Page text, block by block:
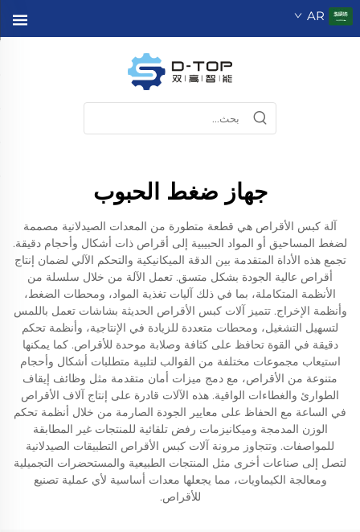
AR
جهاز ضغط الحبوب
آلة كبس الأقراص هي قطعة متطورة من المعدات الصيدلانية مصممة
لضغط المساحيق أو المواد الحبيبية إلى أقراص ذات أشكال وأحجام دقيقة.
تجمع هذه الأداة المتقدمة بين الدقة الميكانيكية والتحكم الآلي لضمان إنتاج
أقراص عالية الجودة بشكل متسق. تعمل الآلة من خلال سلسلة من
الأنظمة المتكاملة، بما في ذلك آليات تغذية المواد، ومحطات الضغط،
وأنظمة الإخراج. تتميز آلات كبس الأقراص الحديثة بشاشات تعمل باللمس
لتسهيل التشغيل، ومحطات متعددة للزيادة في الإنتاجية، وأنظمة تحكم
دقيقة في القوة تحافظ على كثافة وصلابة موحدة للأقراص. كما يمكنها
استيعاب مجموعات مختلفة من القوالب لتلبية متطلبات أشكال وأحجام
متنوعة من الأقراص، مع دمج ميزات أمان متقدمة مثل وظائف إيقاف
الطوارئ والغطاءات الواقية. هذه الآلات قادرة على إنتاج آلاف الأقراص
في الساعة مع الحفاظ على معايير الجودة الصارمة من خلال أنظمة تحكم
الوزن المدمجة وميكانيزمات رفض تلقائية للمنتجات غير المطابقة
للمواصفات. وتتجاوز مرونة آلات كبس الأقراص التطبيقات الصيدلانية
لتصل إلى صناعات أخرى مثل المنتجات الطبيعية والمستحضرات التجميلية
ومعالجة الكيماويات، مما يجعلها معدات أساسية لأي عملية تصنيع
للأقراص.